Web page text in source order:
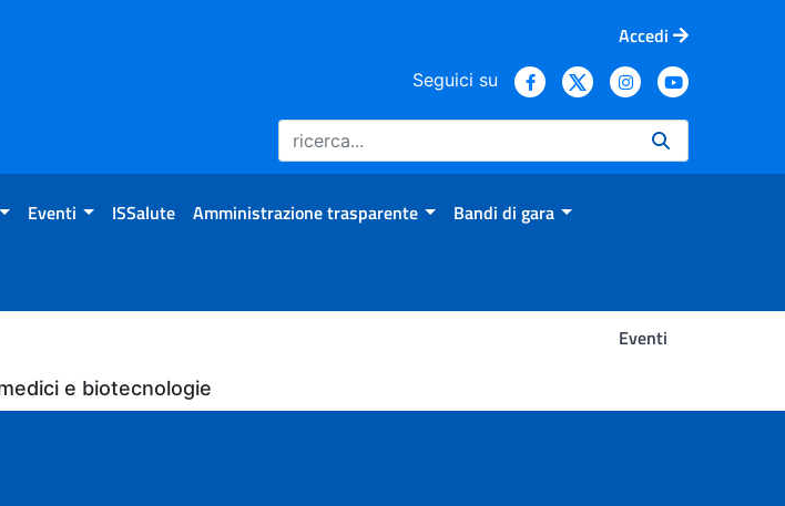
Accedi
Seguici su
Eventi ISSalute Amministrazione trasparente Bandi di gara
Eventi
e biotecnologie